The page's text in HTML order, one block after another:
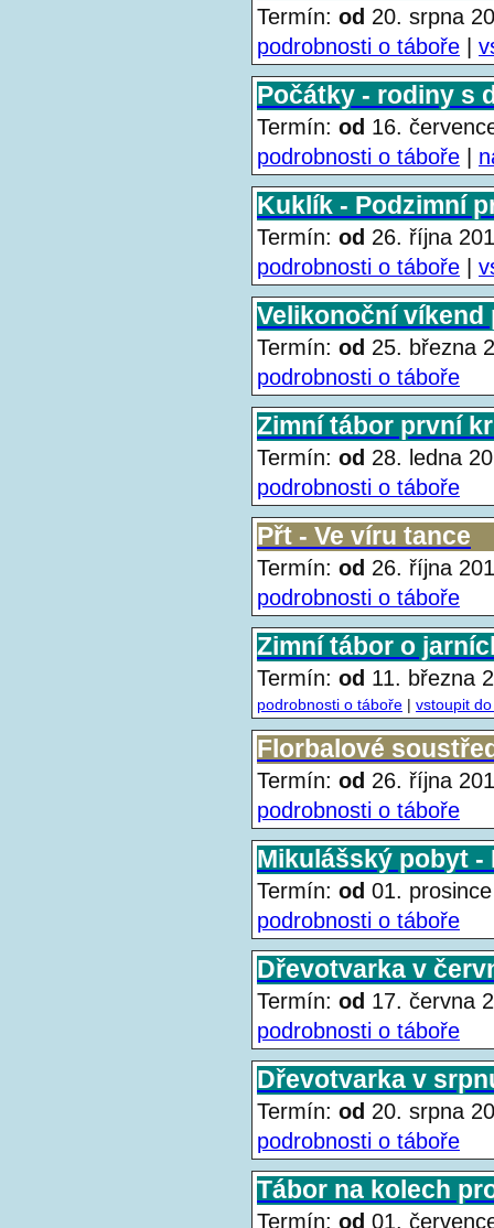
Termín: od 20. srpna
podrobnosti o táboře
Počátky - rodiny s
Termín: od 16.
podrobnosti o táboře
Kuklík - Podzimní
Termín: od 26. října
podrobnosti o táboře
Velikonoční víkend
Termín: od 25.
podrobnosti o táboře
Zimní tábor první
Termín: od 28. ledna
podrobnosti o táboře
Přt - Ve víru tance
Termín: od 26. října
podrobnosti o táboře
Zimní tábor o
Termín: od 11.
podrobnosti o táboře | vstoupit
Florbalové
Termín: od 26. října
podrobnosti o táboře
Mikulášský pobyt -
Termín: od 01.
podrobnosti o táboře
Dřevotvarka v
Termín: od 17. června
podrobnosti o táboře
Dřevotvarka v
Termín: od 20. srpna
podrobnosti o táboře
Tábor na kolech
Termín: od 01.